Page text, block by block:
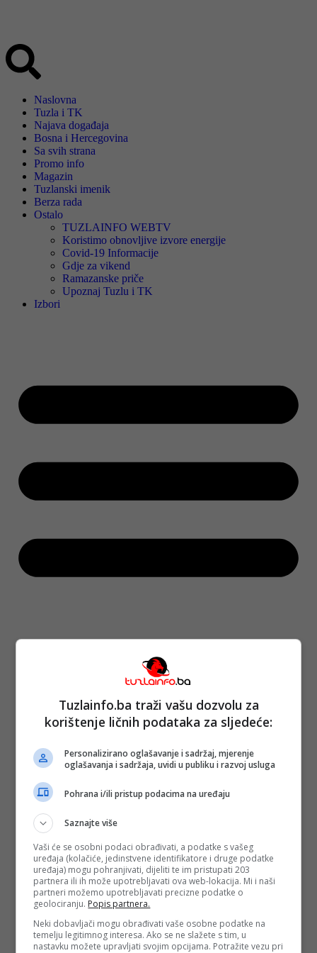
Naslovna
Tuzla i TK
Najava događaja
Bosna i Hercegovina
Sa svih strana
Promo info
Magazin
Tuzlanski imenik
Berza rada
Ostalo
TUZLAINFO WEBTV
Koristimo obnovljive izvore energije
Covid-19 Informacije
Gdje za vikend
Ramazanske priče
Upoznaj Tuzlu i TK
Izbori
Tuzlainfo.ba traži vašu dozvolu za
korištenje ličnih podataka za sljedeće:
Personalizirano oglašavanje i sadržaj, mjerenje
oglašavanja i sadržaja, uvidi u publiku i razvoj usluga
Pohrana i/ili pristup podacima na uređaju
Saznajte više
Vaši će se osobni podaci obrađivati, a podatke s vašeg
uređaja (kolačiće, jedinstvene identifikatore i druge podatke
uređaja) mogu pohranjivati, dijeliti te im pristupati 203
partnera ili ih može upotrebljavati ova web-lokacija. Mi i naši
partneri možemo upotrebljavati precizne podatke o
geolociranju. Popis partnera.
Neki dobavljači mogu obrađivati vaše osobne podatke na
temelju legitimnog interesa. Ako se ne slažete s tim, u
nastavku možete upravljati svojim opcijama. Potražite vezu pri